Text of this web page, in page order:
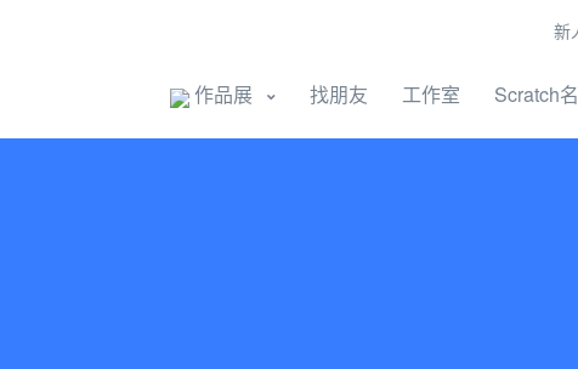
新
作品展 找朋友 工作室 Scratch